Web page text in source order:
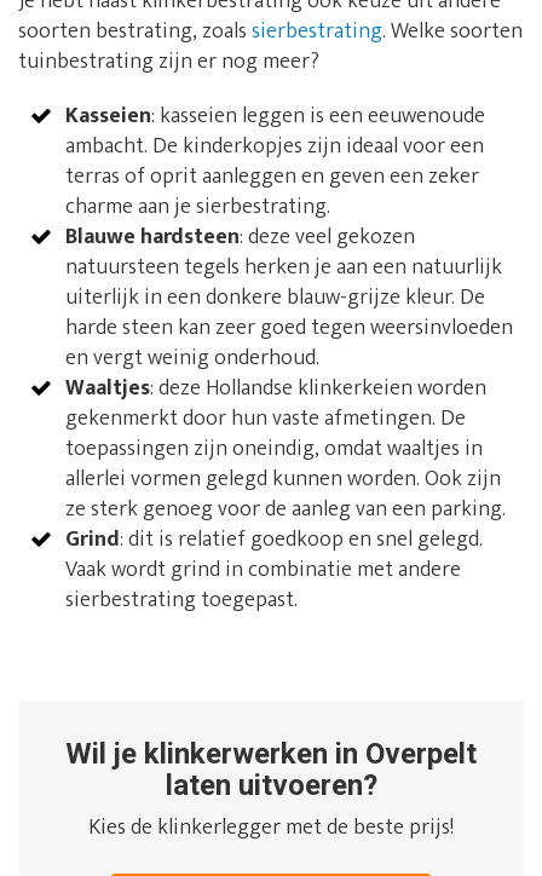
soorten bestrating, zoalssierbestrating. Welke soorten
tuinbestrating zijn er nog meer?
Kasseien: kasseien leggen is een eeuwenoude
ambacht. De kinderkopjes zijn ideaal voor een
terras of oprit aanleggen en geven een zeker
charme aan je sierbestrating.
Blauwe hardsteen: deze veel gekozen
natuursteen tegels herken je aan een natuurlijk
uiterlijk in een donkere blauw-grijze kleur. De
harde steen kan zeer goed tegen weersinvloeden
en vergt weinig onderhoud.
Waaltjes: deze Hollandse klinkerkeien worden
gekenmerkt door hun vaste afmetingen. De
toepassingen zijn oneindig, omdat waaltjes in
allerlei vormen gelegd kunnen worden. Ook zijn
ze sterk genoeg voor de aanleg van een parking.
Grind: dit is relatief goedkoop en snel gelegd.
Vaak wordt grind in combinatie met andere
sierbestrating toegepast.
Wil je klinkerwerken in Overpelt
laten uitvoeren?
Kies de klinkerlegger met de beste prijs!